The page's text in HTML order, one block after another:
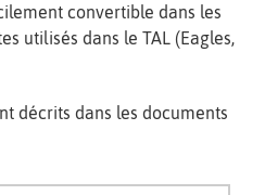
convertible dans les
utilisés dans le TAL (Eagles,
décrits dans les documents